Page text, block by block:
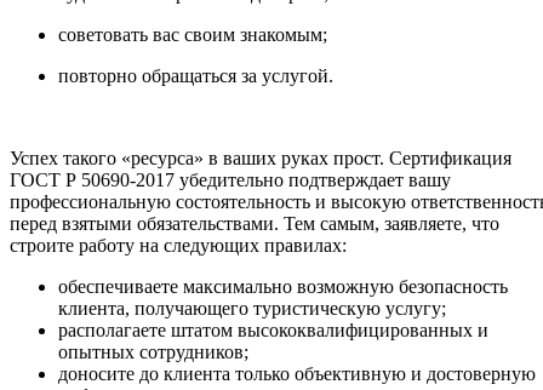
советовать вас своим знакомым;
повторно обращаться за услугой.
Успех такого «ресурса» в ваших руках прост. Сертификация
ГОСТ Р 50690-2017 убедительно подтверждает вашу
профессиональную состоятельность и высокую
перед взятыми обязательствами. Тем самым, заявляете, что
строите работу на следующих правилах:
обеспечиваете максимально возможную безопасность
клиента, получающего туристическую услугу;
располагаете штатом высококвалифицированных и
опытных сотрудников;
доносите до клиента только объективную и достоверную